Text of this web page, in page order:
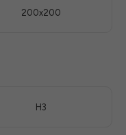
200x200
H3